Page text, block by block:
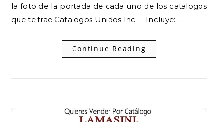
la foto de la portada de cada uno de los catalogos
que te trae Catalogos Unidos Inc Incluye:…
Continue Reading